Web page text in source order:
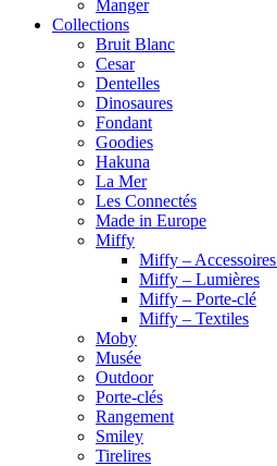
Manger
Collections
Bruit Blanc
Cesar
Dentelles
Dinosaures
Fondant
Goodies
Hakuna
La Mer
Les Connectés
Made in Europe
Miffy
Miffy –
Miffy – Lumières
Miffy – Porte-clé
Miffy – Textiles
Moby
Musée
Outdoor
Porte-clés
Rangement
Smiley
Tirelires